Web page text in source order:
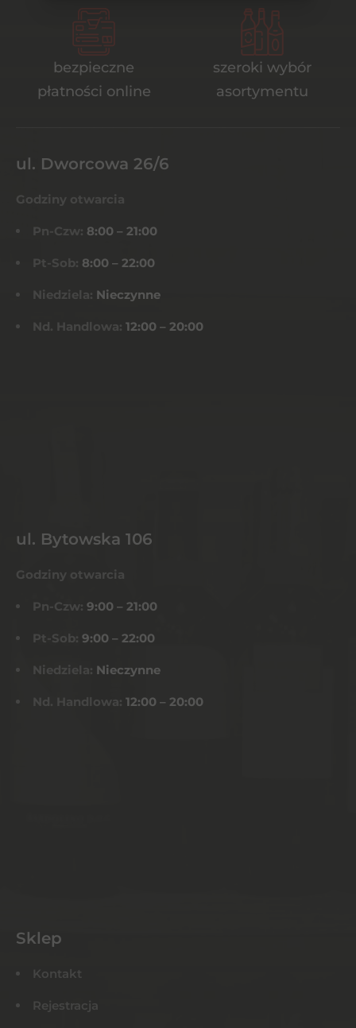
bezpieczne
płatności online
szeroki wybór
asortymentu
ul. Dworcowa 26/6
Godziny otwarcia
Pn-Czw: 8:00 – 21:00
Pt-Sob: 8:00 – 22:00
Niedziela: Nieczynne
Nd. Handlowa: 12:00 – 20:00
ul. Bytowska 106
Godziny otwarcia
Pn-Czw: 9:00 – 21:00
Pt-Sob: 9:00 – 22:00
Niedziela: Nieczynne
Nd. Handlowa: 12:00 – 20:00
Sklep
Kontakt
Rejestracja